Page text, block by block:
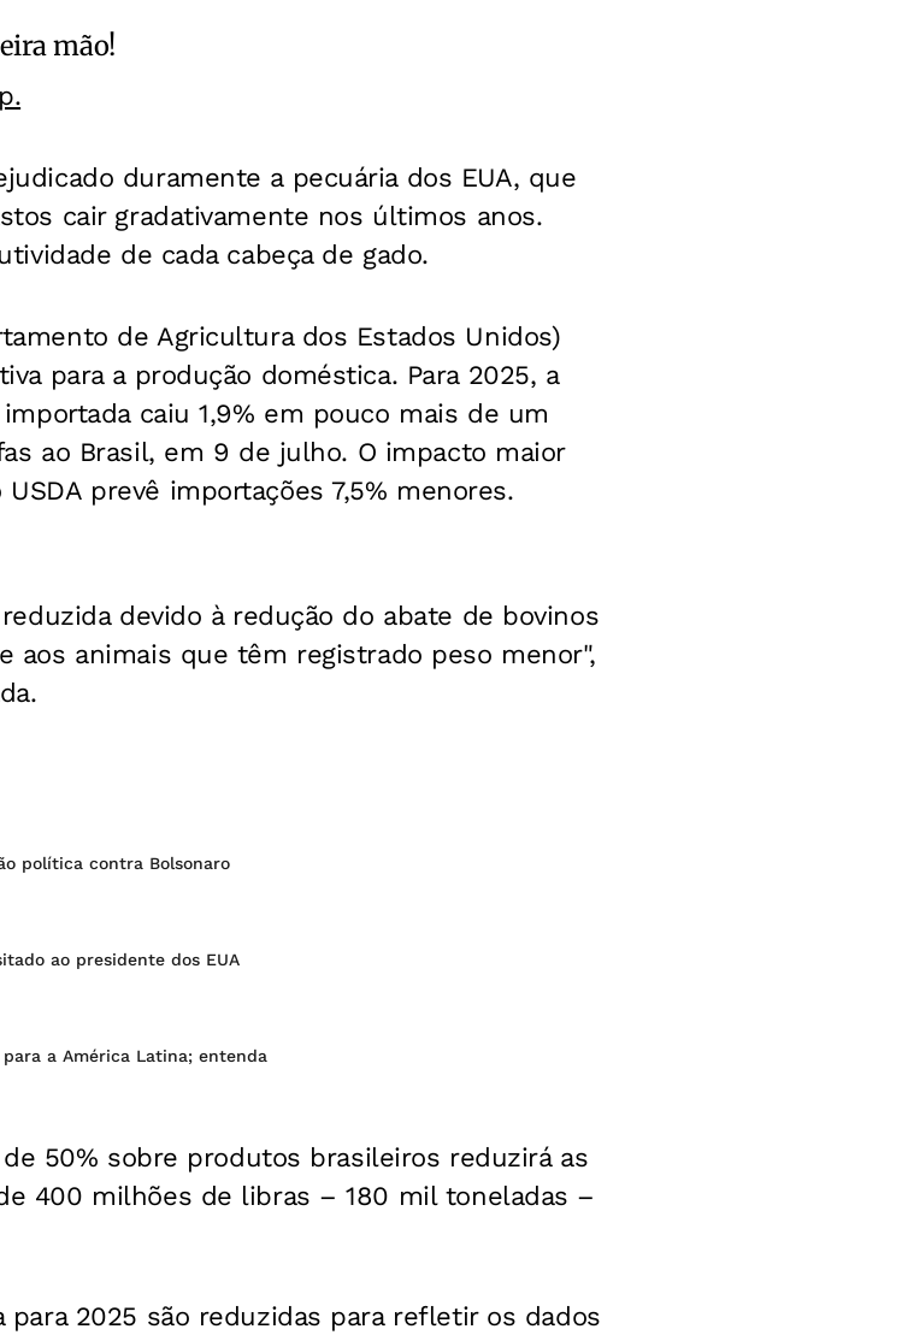
mão!
duramente a pecuária dos EUA, que
cair gradativamente nos últimos anos.
de cada cabeça de gado.
de Agricultura dos Estados Unidos)
para a produção doméstica. Para 2025, a
caiu 1,9% em pouco mais de um
ao Brasil, em 9 de julho. O impacto maior
prevê importações 7,5% menores.
devido à redução do abate de bovinos
aos animais que têm registrado peso menor",
política contra Bolsonaro
ao presidente dos EUA
a América Latina; entenda
50% sobre produtos brasileiros reduzirá as
400 milhões de libras – 180 mil toneladas –
para 2025 são reduzidas para refletir os dados